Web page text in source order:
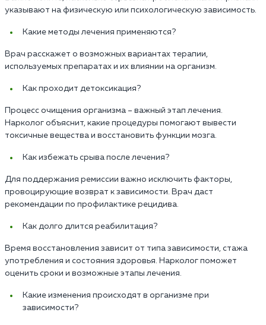
указывают на физическую или психологическую зависимость.
Какие методы лечения применяются?
Врач расскажет о возможных вариантах терапии,
используемых препаратах и их влиянии на организм.
Как проходит детоксикация?
Процесс очищения организма – важный этап лечения.
Нарколог объяснит, какие процедуры помогают вывести
токсичные вещества и восстановить функции мозга.
Как избежать срыва после лечения?
Для поддержания ремиссии важно исключить факторы,
провоцирующие возврат к зависимости. Врач даст
рекомендации по профилактике рецидива.
Как долго длится реабилитация?
Время восстановления зависит от типа зависимости, стажа
употребления и состояния здоровья. Нарколог поможет
оценить сроки и возможные этапы лечения.
Какие изменения происходят в организме при
зависимости?